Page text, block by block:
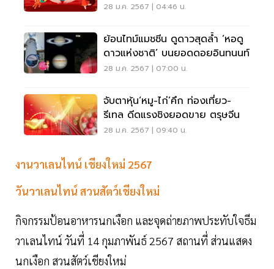
28 ม.ค. 2567 | 04:46 น.
ย้อนไทม์แมชชีน ดูดาวสุดล้ำ ‘หอดู
ดาวแห่งชาติ’ บนยอดดอยอินทนนท์
28 ม.ค. 2567 | 07:00 น.
จับตาหุ้น‘หมู-ไก่’คึก ท่องเที่ยว-
รีเทล ดีดแรงชิงยอดขาย ตรุษจีน
28 ม.ค. 2567 | 09:40 น.
งานวาเลนไทน์ เชียงใหม่ 2567
วันวาเลนไทน์ สวนสัตว์เชียงใหม่
กิจกรรมป้อนอาหารนกเงือก และจุดถ่ายภาพประทับใจธีม
วาเลนไทน์ วันที่ 14 กุมภาพันธ์ 2567 สถานที่ ส่วนแสดง
นกเงือก สวนสัตว์เชียงใหม่